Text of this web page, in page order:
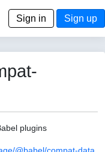
Sign in Sign up
plugins